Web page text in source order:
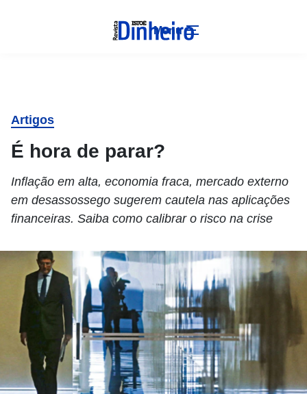
Menu
Artigos
É hora de parar?
Inflação em alta, economia fraca, mercado externo
em desassossego sugerem cautela nas aplicações
financeiras. Saiba como calibrar o risco na crise